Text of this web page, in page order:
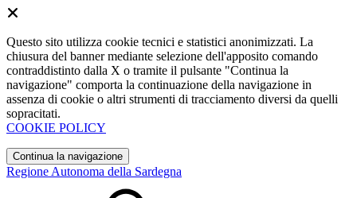
Questo sito utilizza cookie tecnici e statistici anonimizzati. La
chiusura del banner mediante selezione dell'apposito comando
contraddistinto dalla X o tramite il pulsante "Continua la
navigazione" comporta la continuazione della navigazione in
assenza di cookie o altri strumenti di tracciamento diversi da quelli
sopracitati.
COOKIE POLICY
Continua la navigazione
Regione Autonoma della Sardegna